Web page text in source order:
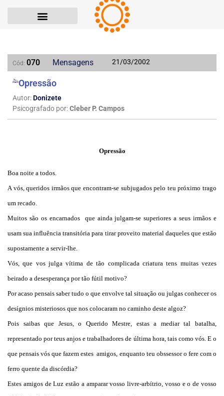
Cód: 070 Mensagens 21/03/2002
Opressão
Autor:Donizete
Psicografado por:Cleber P. Campos
Opressão
Boa noite a todos.
A vós, queridos irmãos que encontram-se subjugados pelo teu próximo trago
um recado.
Muitos são os encarnados que ainda julgam-se superiores a seus irmãos e
usam sua influência transitória para tirar proveito material daqueles que estão
supostamente a servir-lhe.
Vós, que vos julga vítima de tão complicada criatura tens muitas vezes
beirado a desesperança por tão fútil motivo?
Por acaso pensais saber tudo o que envolve tal situação ou julgas conhecer os
desígnios misteriosos que nos colocaram no caminho deste algoz?
Pois saibas que Jesus, o Querido Mestre, estas a mediar tal batalha,
representado por teus anjos e trabalhadores de última hora, tais como vós. E o
que pensais vós que fazem estes amigos, enquanto teu obssessor o fere com o
ferro quente da discórdia?
Estes amigos de Luz estão a amparar vosso livre-arbítrio, vosso e o de vosso